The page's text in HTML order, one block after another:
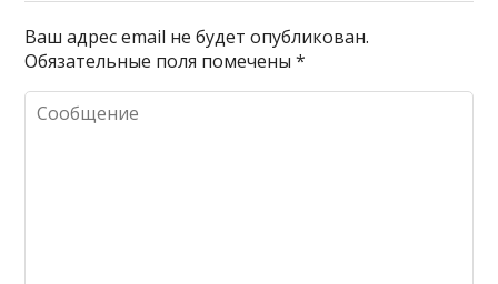
Ваш адрес email не будет опубликован.
Обязательные поля помечены*